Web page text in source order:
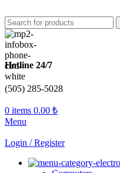
Hotline 24/7
(505) 285-5028
0 items 0.00 ₺
Menu
Login / Register